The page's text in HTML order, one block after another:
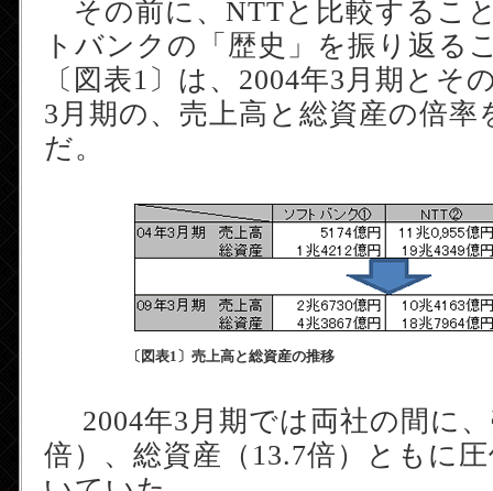
その前に、NTTと比較するこ
トバンクの「歴史」を振り返る
〔図表1〕は、2004年3月期とそ
3月期の、売上高と総資産の倍率
だ。
〔図表1〕売上高と総資産の推移
2004年3月期では両社の間に、
倍）、総資産（13.7倍）ともに